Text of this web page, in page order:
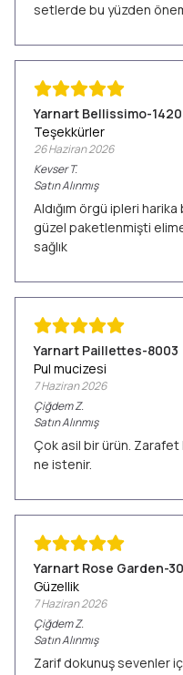
setlerde bu yüzden
Yarnart Bellissimo-1420
Teşekkürler
26 Haziran 2026
Kevser T.
Satın Alınmış
Aldığım örgü ipleri
güzel paketlenmişti
sağlık
Yarnart Paillettes-8003
Pul mucizesi
7 Haziran 2026
ÇiğdemZ.
Satın Alınmış
Çok asil bir ürün.
ne istenir.
Yarnart Rose Garden-
Güzellik
7 Haziran 2026
ÇiğdemZ.
Satın Alınmış
Zarif dokunuş sevenler